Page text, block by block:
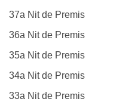
37a Nit de Premis
36a Nit de Premis
35a Nit de Premis
34a Nit de Premis
33a Nit de Premis